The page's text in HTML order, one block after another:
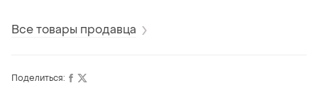
Все товары продавца
Поделиться: